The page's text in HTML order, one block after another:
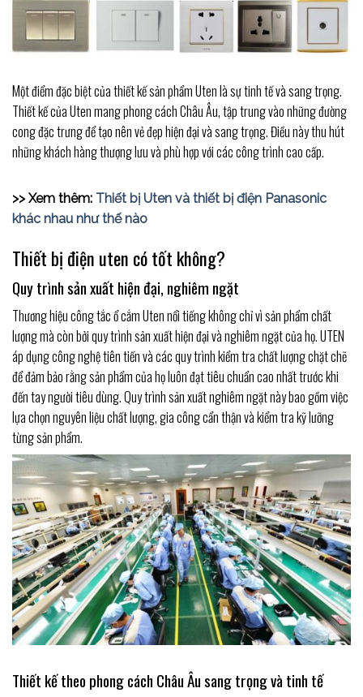
Một điểm đặc biệt của thiết kế sản phẩm Uten là sự tinh tế và sang trọng.
Thiết kế của Uten mang phong cách Châu Âu, tập trung vào những đường
cong đặc trưng để tạo nên vẻ đẹp hiện đại và sang trọng. Điều này thu hút
những khách hàng thượng lưu và phù hợp với các công trình cao cấp.
>> Xem thêm: Thiết bị Uten và thiết bị điện Panasonic
khác nhau như thế nào
Thiết bị điện uten có tốt không?
Quy trình sản xuất hiện đại, nghiêm ngặt
Thương hiệu công tắc ổ cắm Uten nổi tiếng không chỉ vì sản phẩm chất
lượng mà còn bởi quy trình sản xuất hiện đại và nghiêm ngặt của họ. UTEN
áp dụng công nghệ tiên tiến và các quy trình kiểm tra chất lượng chặt chẽ
để đảm bảo rằng sản phẩm của họ luôn đạt tiêu chuẩn cao nhất trước khi
đến tay người tiêu dùng. Quy trình sản xuất nghiêm ngặt này bao gồm việc
lựa chọn nguyên liệu chất lượng, gia công cẩn thận và kiểm tra kỹ lưỡng
từng sản phẩm.
Thiết kế theo phong cách Châu Âu sang trọng và tinh tế